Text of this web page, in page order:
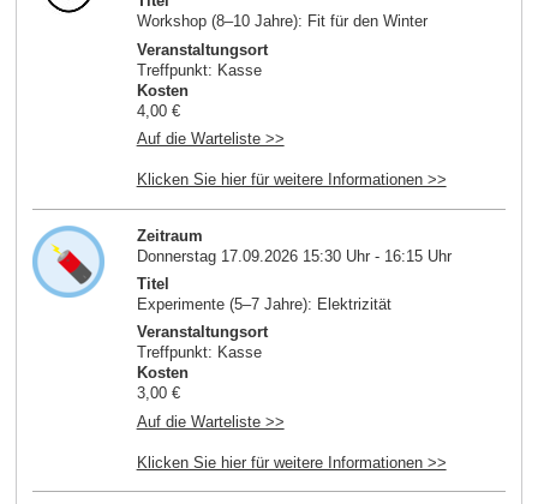
Workshop (8–10 Jahre): Fit für den Winter
Veranstaltungsort
Treffpunkt: Kasse
Kosten
4,00 €
Auf die Warteliste >>
Klicken Sie hier für weitere Informationen >>
Zeitraum
Donnerstag 17.09.2026 15:30 Uhr - 16:15 Uhr
Titel
Experimente (5–7 Jahre): Elektrizität
Veranstaltungsort
Treffpunkt: Kasse
Kosten
3,00 €
Auf die Warteliste >>
Klicken Sie hier für weitere Informationen >>